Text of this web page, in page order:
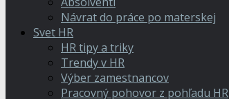
Návrat do práce po materskej
Svet HR
HR tipy a triky
Trendy v HR
Výber zamestnancov
Pracovný pohovor z pohľadu HR